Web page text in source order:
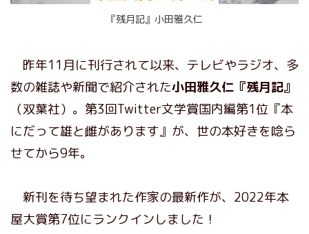
『残月記』小田雅久仁
昨年11月に刊行されて以来、テレビやラジオ、多
数の雑誌や新聞で紹介された小田雅久仁『残月記』
（双葉社）。第3回Twitter文学賞国内編第1位『本
にだって雄と雌があります』が、世の本好きを唸ら
せてから9年。
新刊を待ち望まれた作家の最新作が、2022年本
屋大賞第7位にランクインしました！